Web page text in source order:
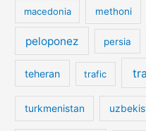
macedonia methoni
peloponez persia
teheran trafic
turkmenistan